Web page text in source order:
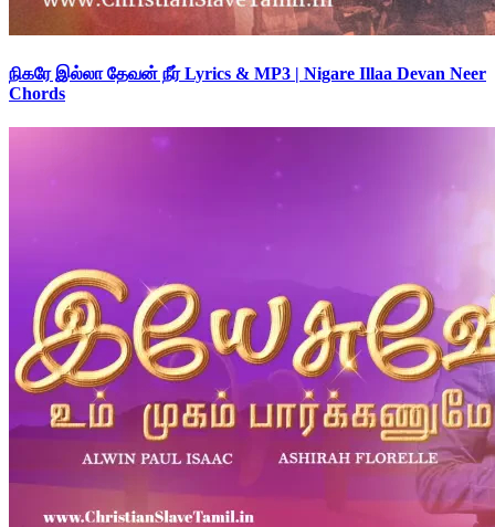
நிகரே இல்லா தேவன் நீர் Lyrics & MP3 | Nigare Illaa Devan Neer
Chords